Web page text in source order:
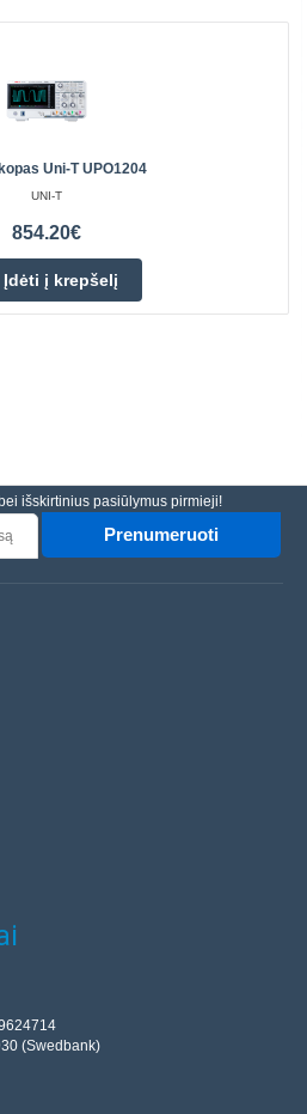
Uni-T UPO1204
UNI-T
854.20€
Įdėti į krepšelį
išskirtinius pasiūlymus pirmieji!
Prenumeruoti
(Swedbank)